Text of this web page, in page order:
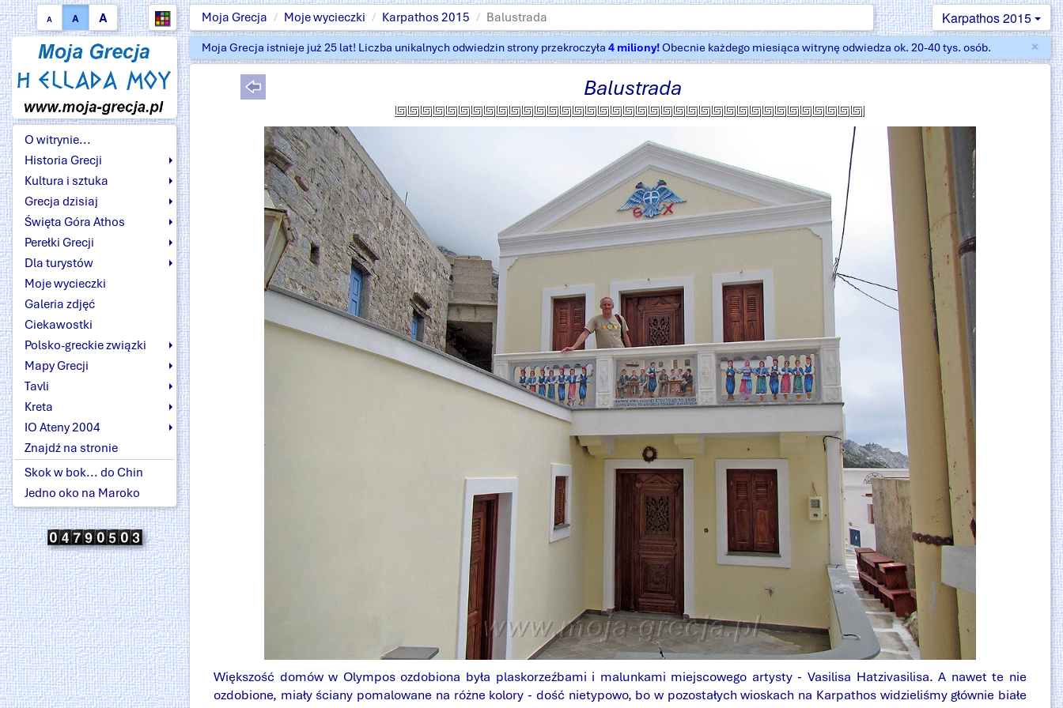
A A A Moja Grecja Moje wycieczki Karpathos 2015 Balustrada Karpathos 2015
O witrynie...
Historia Grecji
Kultura i sztuka
Grecja dzisiaj
Święta Góra Athos
Perełki Grecji
Dla turystów
Moje wycieczki
Galeria zdjęć
Ciekawostki
Polsko-greckie związki
Mapy Grecji
Tavli
Kreta
IO Ateny 2004
Znajdź na stronie
Skok w bok... do Chin
Jedno oko na Maroko
×
Moja Grecja istnieje już 25 lat! Liczba unikalnych odwiedzin strony przekroczyła 4 miliony!Obecnie każdego miesiąca witrynę odwiedza ok. 20-40 tys. osób.
Balustrada
Większość domów w Olympos ozdobiona była plaskorzeźbami i malunkami miejscowego artysty - Vasilisa Hatzivasilisa. A nawet te nie
ozdobione, miały ściany pomalowane na różne kolory - dość nietypowo, bo w pozostałych wioskach na Karpathos widzieliśmy głównie białe